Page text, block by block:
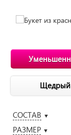
Щедрый
СОСТАВ ▼
РАЗМЕР ▼